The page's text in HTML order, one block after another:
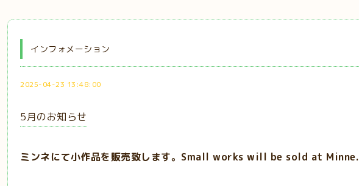
インフォメーション
2025-04-23 13:48:00
5月のお知らせ
ミンネにて小作品を販売致します。Small works will be sold at Minne.